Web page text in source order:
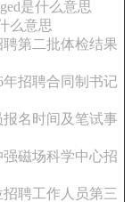
是什么意思
么意思
第二批体检结果
招聘合同制书记
名时间及笔试事
磁场科学中心招
聘工作人员第三